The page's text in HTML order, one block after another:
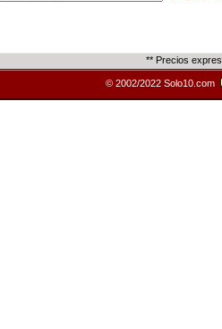
** Precios
© 2002/2022 Solo10.com